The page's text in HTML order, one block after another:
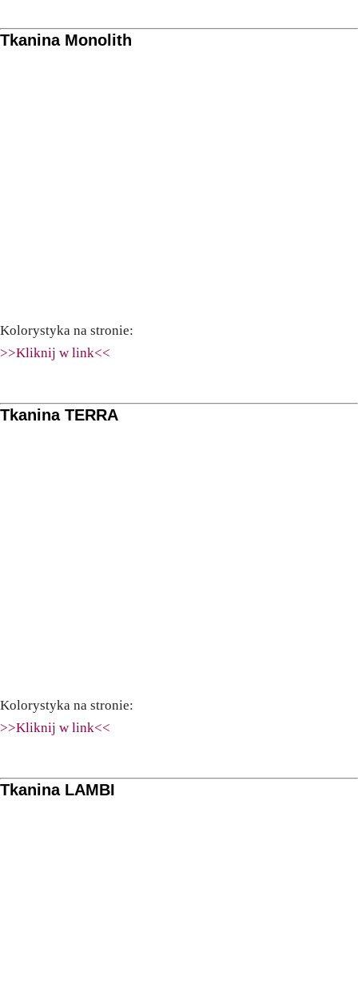
Tkanina Monolith
Kolorystyka na stronie:
>>Kliknij w link<<
Tkanina TERRA
Kolorystyka na stronie:
>>Kliknij w link<<
Tkanina LAMBI